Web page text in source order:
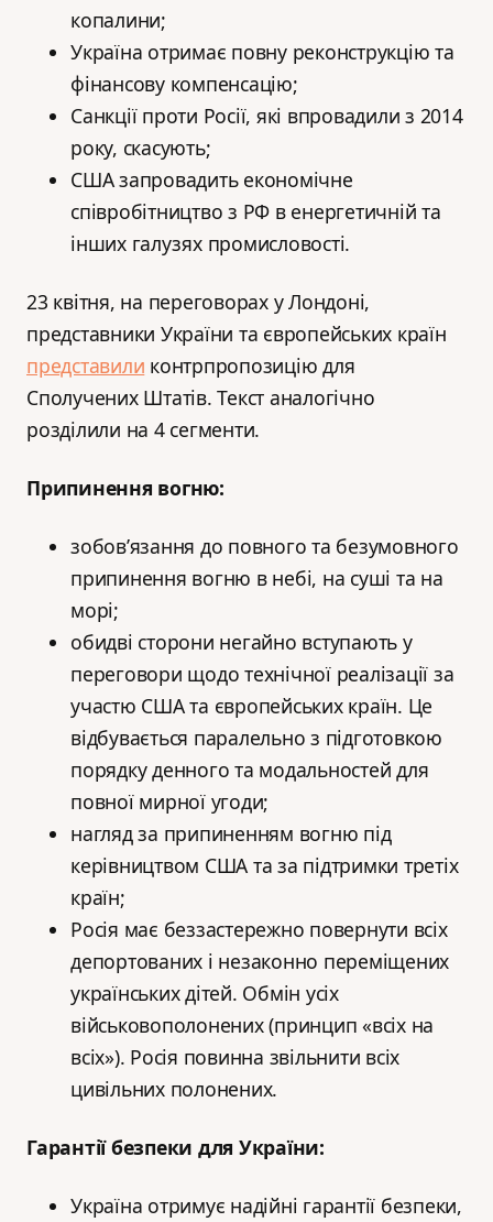
копалини;
Україна отримає повну реконструкцію та
фінансову компенсацію;
Санкції проти Росії, які впровадили з 2014
року, скасують;
США запровадить економічне
співробітництво з РФ в енергетичній та
інших галузях промисловості.
23 квітня, на переговорах у Лондоні,
представники України та європейських країн
представили контрпропозицію для
Сполучених Штатів. Текст аналогічно
розділили на 4 сегменти.
Припинення вогню:
зобов’язання до повного та безумовного
припинення вогню в небі, на суші та на
морі;
обидві сторони негайно вступають у
переговори щодо технічної реалізації за
участю США та європейських країн. Це
відбувається паралельно з підготовкою
порядку денного та модальностей для
повної мирної угоди;
нагляд за припиненням вогню під
керівництвом США та за підтримки третіх
країн;
Росія має беззастережно повернути всіх
депортованих і незаконно переміщених
українських дітей. Обмін усіх
військовополонених (принцип «всіх на
всіх»). Росія повинна звільнити всіх
цивільних полонених.
Гарантії безпеки для України:
Україна отримує надійні гарантії безпеки,